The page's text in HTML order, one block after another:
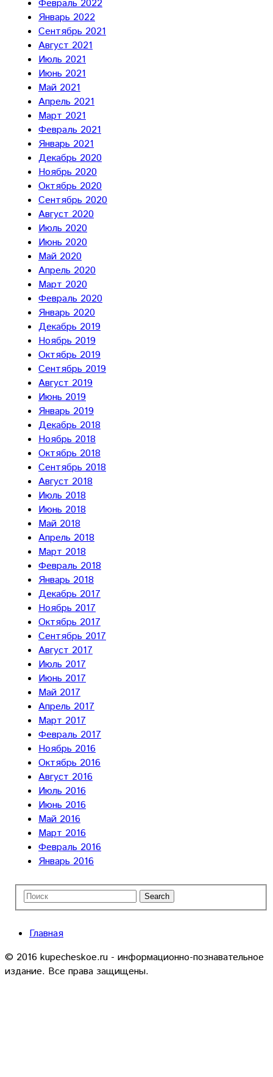
Февраль 2022
Январь 2022
Сентябрь 2021
Август 2021
Июль 2021
Июнь 2021
Май 2021
Апрель 2021
Март 2021
Февраль 2021
Январь 2021
Декабрь 2020
Ноябрь 2020
Октябрь 2020
Сентябрь 2020
Август 2020
Июль 2020
Июнь 2020
Май 2020
Апрель 2020
Март 2020
Февраль 2020
Январь 2020
Декабрь 2019
Ноябрь 2019
Октябрь 2019
Сентябрь 2019
Август 2019
Июнь 2019
Январь 2019
Декабрь 2018
Ноябрь 2018
Октябрь 2018
Сентябрь 2018
Август 2018
Июль 2018
Июнь 2018
Май 2018
Апрель 2018
Март 2018
Февраль 2018
Январь 2018
Декабрь 2017
Ноябрь 2017
Октябрь 2017
Сентябрь 2017
Август 2017
Июль 2017
Июнь 2017
Май 2017
Апрель 2017
Март 2017
Февраль 2017
Ноябрь 2016
Октябрь 2016
Август 2016
Июль 2016
Июнь 2016
Май 2016
Март 2016
Февраль 2016
Январь 2016
Главная
© 2016 kupecheskoe.ru - информационно-познавательное
издание. Все права защищены.